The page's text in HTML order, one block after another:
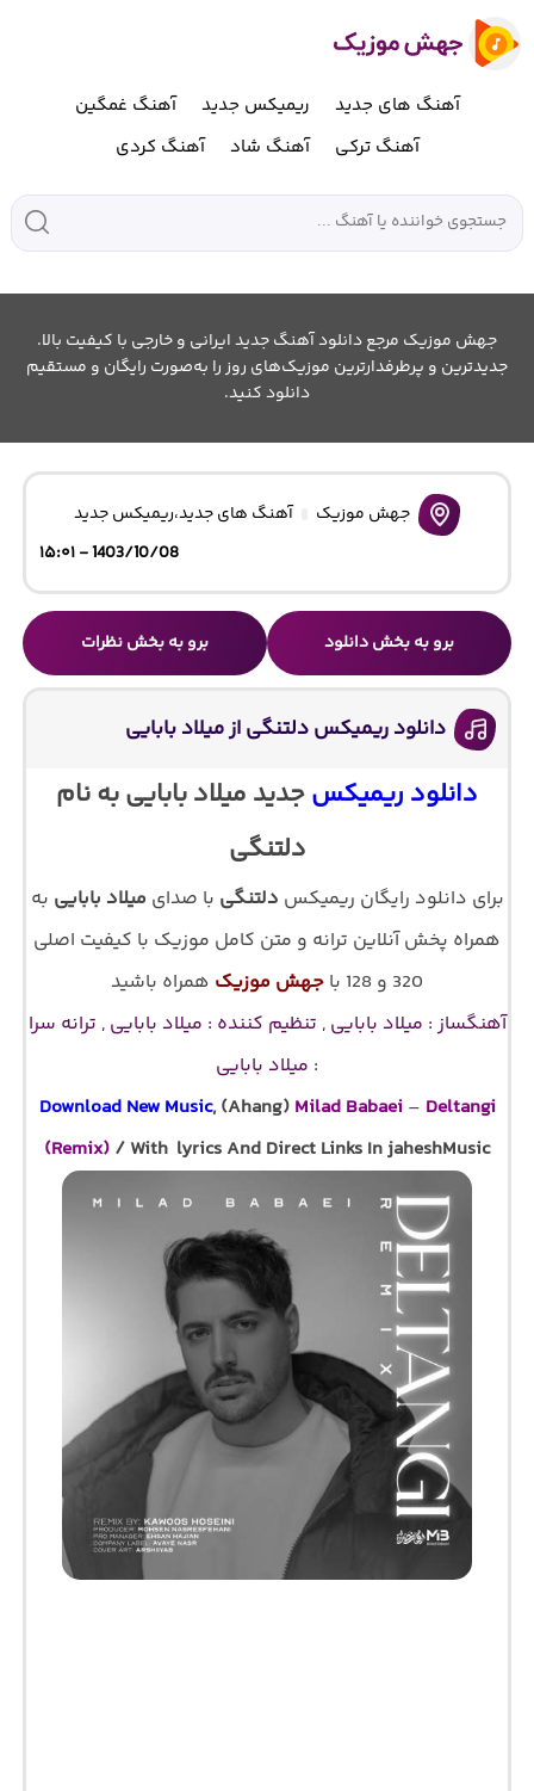
آهنگ های جدید ریمیکس جدید
آهنگ غمگین
آهنگ ترکی
آهنگ شاد آهنگ کردی
جهش موزیک مرجع دانلود آهنگ جدید ایرانی و خارجی با کیفیت بالا.
جدیدترین و پرطرفدارترین موزیک‌های روز را به‌صورت رایگان و مستقیم
دانلود کنید.
جهش موزیک آهنگ های جدید،ریمیکس جدید
1403/10/08 - ۱۵:۰۱
برو به بخش دانلود برو به بخش نظرات
دانلود ریمیکس دلتنگی از میلاد بابایی
دانلود ریمیکسجدید میلاد بابایی به نام
دلتنگی
برای دانلود رایگان ریمیکس دلتنگی با صدایمیلاد بابایی به
همراه پخش آنلاین ترانه و متن کامل موزیک با کیفیت اصلی
320 و 128 با
جهش موزیک همراه باشید
آهنگساز : میلاد بابایی , تنظیم کننده : میلاد بابایی , ترانه سرا
: میلاد بابایی
Download New Music, (Ahang) Milad Babaei – Deltangi
(Remix) / With lyrics And Direct Links In jaheshMusic